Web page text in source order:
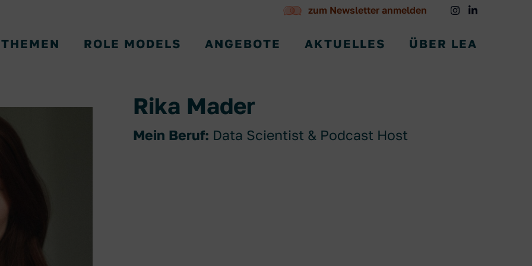
zum Newsletter anmelden
THEMEN ROLE MODELS ANGEBOTE AKTUELLES ÜBER LEA
Rika Mader
Mein Beruf: Data Scientist & Podcast Host